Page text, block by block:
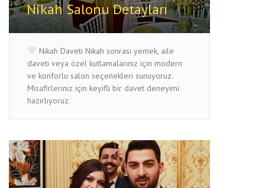
Nikah Salonu Detayları
Nikah Daveti Nikah sonrası yemek, aile
daveti veya özel kutlamalarınız için modern
ve konforlu salon seçenekleri sunuyoruz.
Misafirleriniz için keyifli bir davet deneyimi
hazırlıyoruz.